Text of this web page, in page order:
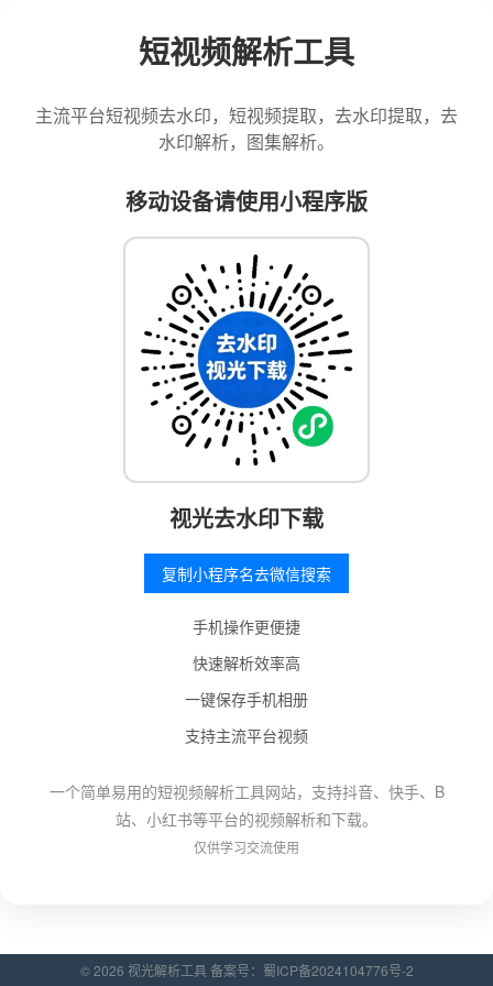
短视频解析工具
主流平台短视频去水印，短视频提取，去水印提取，去
水印解析，图集解析。
移动设备请使用小程序版
视光去水印下载
复制小程序名去微信搜索
手机操作更便捷
快速解析效率高
一键保存手机相册
支持主流平台视频
一个简单易用的短视频解析工具网站，支持抖音、快手、B
站、小红书等平台的视频解析和下载。
仅供学习交流使用
© 2026 视光解析工具 备案号： 蜀ICP备2024104776号-2